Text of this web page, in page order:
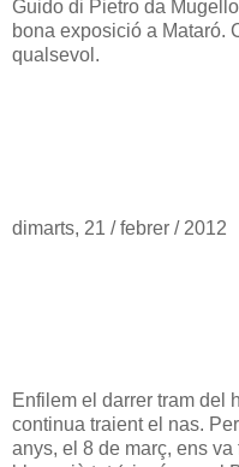
Guido di Pietro da
bona exposició a Mataró.
qualsevol.
dimarts, 21 / febrer / 2012
Enfilem el darrer tram del
continua traient el nas.
anys, el 8 de març, ens